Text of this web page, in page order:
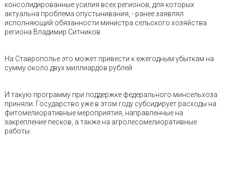
консолидированные усилия всех регионов, для которых
актуальна проблема опустынивания, - ранее заявлял
исполняющий обязанности министра сельского хозяйства
региона Владимир Ситников.
На Ставрополье это может привести к ежегодным убыткам на
сумму около двух миллиардов рублей
И такую программу при поддержке федерального минсельхоза
приняли. Государство уже в этом году субсидирует расходы на
фитомелиоративные мероприятия, направленные на
закрепление песков, а также на агролесомелиоративные
работы.